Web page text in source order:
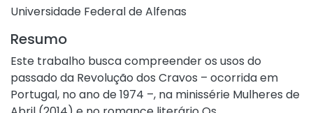
Universidade Federal de Alfenas
Resumo
Este trabalho busca compreender os usos do
passado da Revolução dos Cravos – ocorrida em
Portugal, no ano de 1974 –, na minissérie Mulheres de